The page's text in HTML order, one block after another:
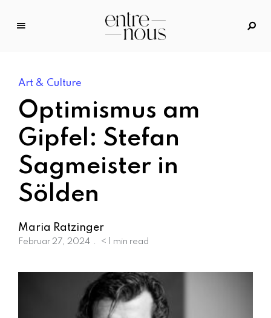
N
o
u
s
–
D
o
m
a
g
Art & Culture
Optimismus am
Gipfel: Stefan
Sagmeister in
Sölden
Maria Ratzinger
Februar 27, 2024 < 1 min read